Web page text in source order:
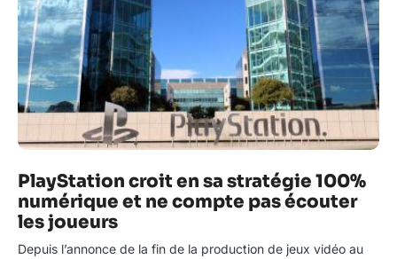
PlayStation croit en sa stratégie 100%
numérique et ne compte pas écouter
les joueurs
Depuis l’annonce de la fin de la production de jeux vidéo au